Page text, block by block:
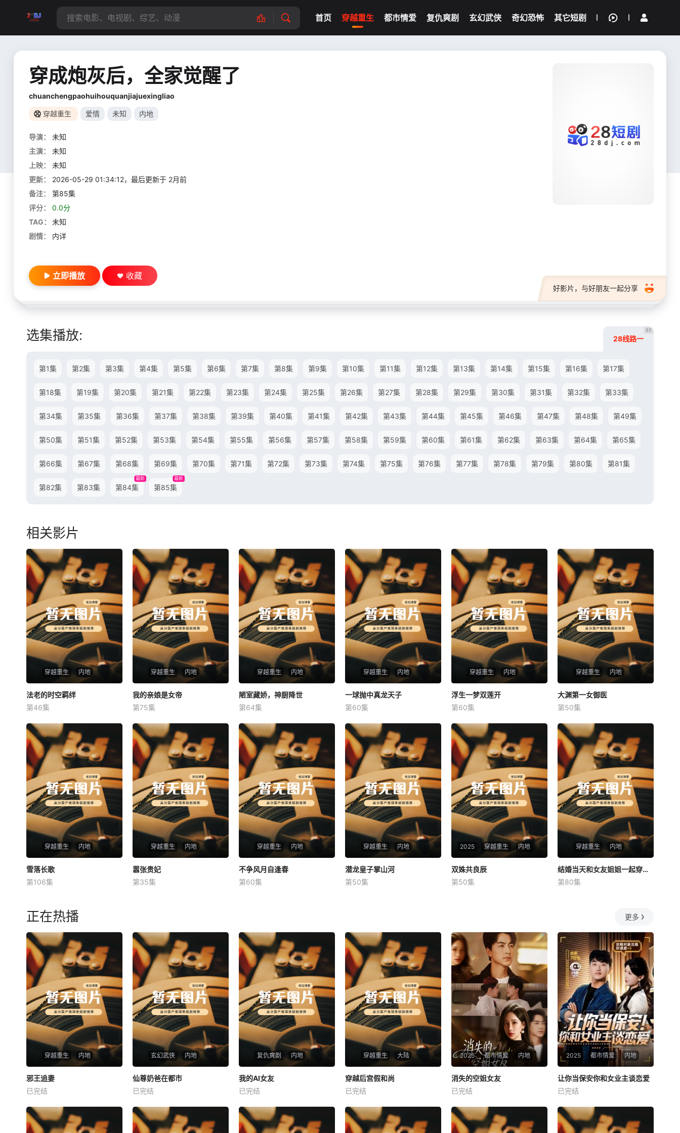
首页 穿越重生 都市情爱 复仇爽剧 玄幻武侠 奇幻恐怖 其它短剧
我的观影记录
穿成炮灰后，全家觉醒了
chuanchengpaohuihouquanjiajuexingliao
穿越重生 爱情 未知 内地
导演：
未知
主演：
未知
上映：
未知
更新：
2026-05-29 01:34:12，最后更新于 2月前
备注：
第85集
评分：
0.0分
TAG：
未知
剧情：
内详
好影片，与好朋友一起分享
立即播放 收藏
选集播放: 28线路一
85
第1集 第2集 第3集 第4集 第5集 第6集 第7集 第8集 第9集 第10集 第11集 第12集 第13集 第14集 第15集 第16集 第17集
第18集 第19集 第20集 第21集 第22集 第23集 第24集 第25集 第26集 第27集 第28集 第29集 第30集 第31集 第32集 第33集
第34集 第35集 第36集 第37集 第38集 第39集 第40集 第41集 第42集 第43集 第44集 第45集 第46集 第47集 第48集 第49集
第50集 第51集 第52集 第53集 第54集 第55集 第56集 第57集 第58集 第59集 第60集 第61集 第62集 第63集 第64集 第65集
第66集 第67集 第68集 第69集 第70集 第71集 第72集 第73集 第74集 第75集 第76集 第77集 第78集 第79集 第80集 第81集
第82集 第83集 第84集
最新
第85集
最新
相关影片
穿越重生 内地
法老的时空羁绊
未知
法老的时空羁绊
第46集
穿越重生 内地
我的亲娘是女帝
未知
我的亲娘是女帝
第75集
穿越重生 内地
陋室藏娇，神厨降世
未知
陋室藏娇，神厨降世
第64集
穿越重生 内地
一球抛中真龙天子
未知
一球抛中真龙天子
第60集
穿越重生 内地
浮生一梦双莲开
未知
浮生一梦双莲开
第60集
穿越重生 内地
大渊第一女御医
未知
大渊第一女御医
第50集
穿越重生 内地
雪落长歌
未知
雪落长歌
第106集
穿越重生 内地
嚣张贵妃
未知
嚣张贵妃
第35集
穿越重生 内地
不争风月自逢春
未知
不争风月自逢春
第60集
穿越重生 内地
潜龙皇子掌山河
未知
潜龙皇子掌山河
第50集
2025 穿越重生 内地
双姝共良辰
未知
双姝共良辰
第50集
穿越重生 内地
结婚当天和女友姐姐一起穿越了
何釗遠、邵依蕊
结婚当天和女友姐姐一起穿越了
第80集
正在热播 更多
穿越重生 内地
邪王追妻
未知
邪王追妻
已完结
玄幻武侠 内地
仙尊奶爸在都市
未知
仙尊奶爸在都市
已完结
复仇爽剧 内地
我的AI女友
未知
我的AI女友
已完结
穿越重生 大陆
穿越后宫假和尚
未知
穿越后宫假和尚
已完结
2025 都市情爱 内地
消失的空姐女友
未知
消失的空姐女友
已完结
2025 都市情爱 内地
未知
让你当保安你和女业主谈恋爱
已完结